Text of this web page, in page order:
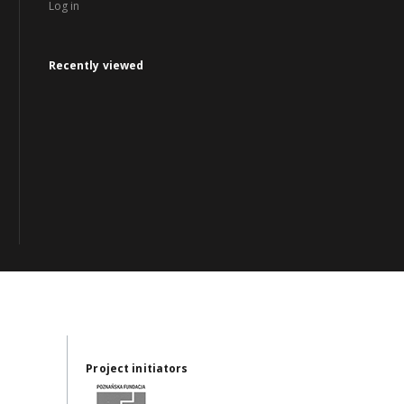
Log in
Recently viewed
Project initiators